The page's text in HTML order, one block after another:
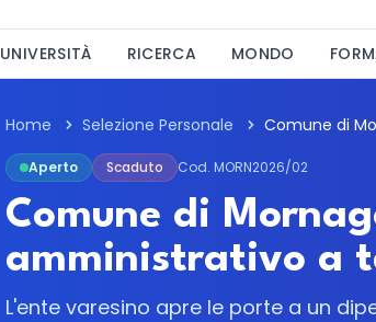
UNIVERSITÀ RICERCA MONDO
Home Selezione Personale
Aperto Scaduto Cod. MORN2026/02
Comune di
amministrativo a
L'ente varesino apre le porte a un